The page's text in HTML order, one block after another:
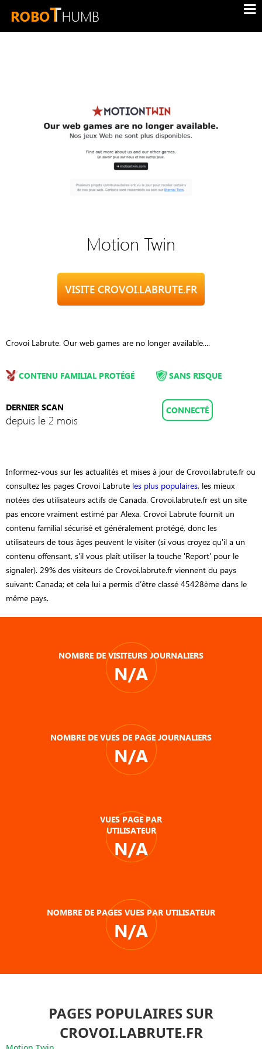
Motion Twin
VISITE CROVOI.LABRUTE.FR
Crovoi Labrute. Our web games are no longer available....
CONTENU FAMILIAL PROTÉGÉ
DERNIER SCAN
depuis le 2 mois
SANS RISQUE
CONNECTÉ
Informez-vous sur les actualités et mises à jour de Crovoi.labrute.fr ou
consultez les pages Crovoi Labrute les plus populaires, les mieux
notées des utilisateurs actifs de Canada. Crovoi.labrute.fr est un site
pas encore vraiment estimé par Alexa. Crovoi Labrute fournit un
contenu familial sécurisé et généralement protégé, donc les
utilisateurs de tous âges peuvent le visiter (si vous croyez qu'il a un
contenu offensant, s'il vous plaît utiliser la touche 'Report' pour le
signaler). 29% des visiteurs de Crovoi.labrute.fr viennent du pays
suivant: Canada; et cela lui a permis d’être classé 45428ème dans le
même pays.
NOMBRE DE VISITEURS JOURNALIERS
N/A
NOMBRE DE VUES DE PAGE JOURNALIERS
N/A
VUES PAGE PAR
UTILISATEUR
N/A
NOMBRE DE PAGES VUES PAR UTILISATEUR
N/A
PAGES POPULAIRES SUR
CROVOI.LABRUTE.FR